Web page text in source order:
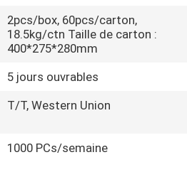
2pcs/box, 60pcs/carton,
18.5kg/ctn Taille de carton :
400*275*280mm
5 jours ouvrables
T/T, Western Union
1000 PCs/semaine